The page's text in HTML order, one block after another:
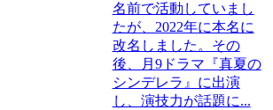
名前で活動していまし
たが、2022年に本名に
改名しました。その
後、月9ドラマ『真夏の
シンデレラ』に出演
し、演技力が話題に...